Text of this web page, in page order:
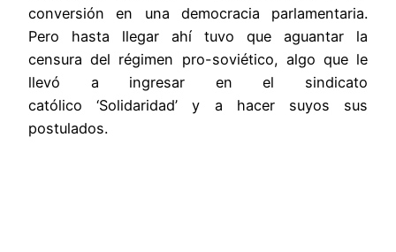
conversión en una democracia parlamentaria.
Pero hasta llegar ahí tuvo que aguantar la
censura del régimen pro-soviético, algo que le
llevó a ingresar en el sindicato
católico ‘Solidaridad’ y a hacer suyos sus
postulados.